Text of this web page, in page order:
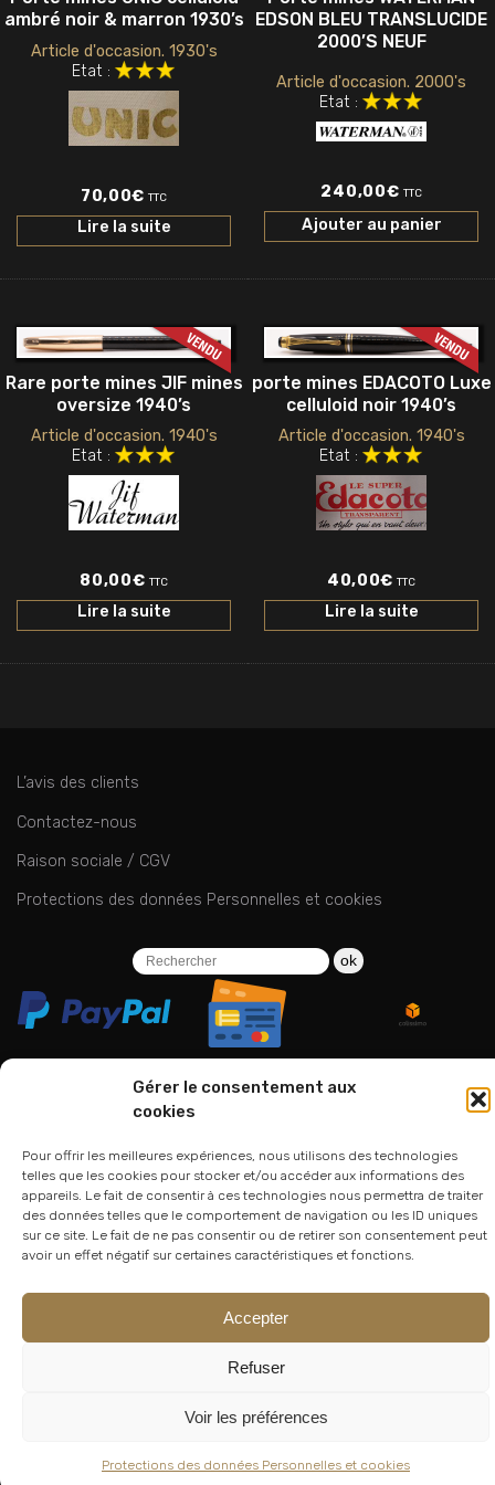
Gérer le consentement aux
cookies
Pour offrir les meilleures expériences, nous utilisons des technologies
telles que les cookies pour stocker et/ou accéder aux informations des
appareils. Le fait de consentir à ces technologies nous permettra de traiter
des données telles que le comportement de navigation ou les ID uniques
sur ce site. Le fait de ne pas consentir ou de retirer son consentement peut
avoir un effet négatif sur certaines caractéristiques et fonctions.
Accepter
Refuser
Voir les préférences
Protections des données Personnelles et cookies
ambré noir & marron 1930’s
Article d'occasion. 1930's
Etat :
70,00€ TTC
Lire la suite
EDSON BLEU TRANSLUCIDE
2000’S NEUF
Article d'occasion. 2000's
Etat :
240,00€ TTC
Ajouter au panier
Rare porte mines JIF mines
oversize 1940’s
Article d'occasion. 1940's
Etat :
80,00€ TTC
Lire la suite
porte mines EDACOTO Luxe
celluloid noir 1940’s
Article d'occasion. 1940's
Etat :
40,00€ TTC
Lire la suite
L’avis des clients
Contactez-nous
Raison sociale / CGV
Protections des données Personnelles et cookies
ok
01 75 33 00 85
Atelier Lesoon |King Bee Std